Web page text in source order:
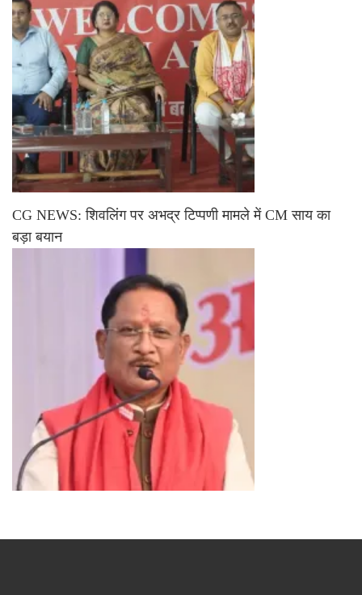
CG NEWS: शिवलिंग पर अभद्र टिप्पणी मामले में CM साय का
बड़ा बयान